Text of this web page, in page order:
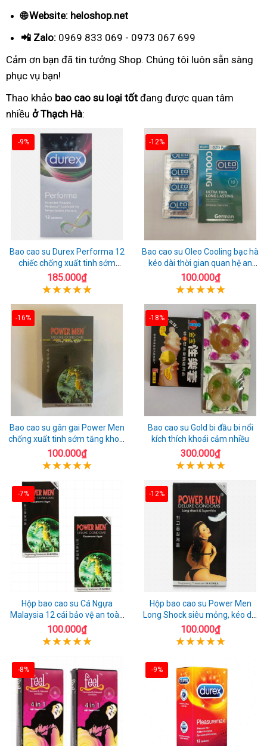
🌐 Website: heloshop.net
📲 Zalo: 0969 833 069 - 0973 067 699
Cảm ơn bạn đã tin tưởng Shop. Chúng tôi luôn sẵn sàng
phục vụ bạn!
Thao khảo bao cao su loại tốt đang được quan tâm
nhiều ở Thạch Hà:
-9%
Bao cao su Durex Performa 12
chiếc chống xuất tinh sớm
chuẩn Thái Lan
185.000₫
-12%
Bao cao su Oleo Cooling bạc hà
kéo dài thời gian quan hệ an
toàn
100.000₫
-16%
Bao cao su gân gai Power Men
chống xuất tinh sớm tăng khoái
cảm
100.000₫
-18%
Bao cao su Gold bi đầu bi nổi
kích thích khoái cảm nhiều
300.000₫
-7%
Hộp bao cao su Cá Ngựa
Malaysia 12 cái bảo vệ an toàn
tuyệt đối
100.000₫
-12%
Hộp bao cao su Power Men
Long Shock siêu mỏng, kéo dài
quan hệ thoải mái
100.000₫
-8% -9%